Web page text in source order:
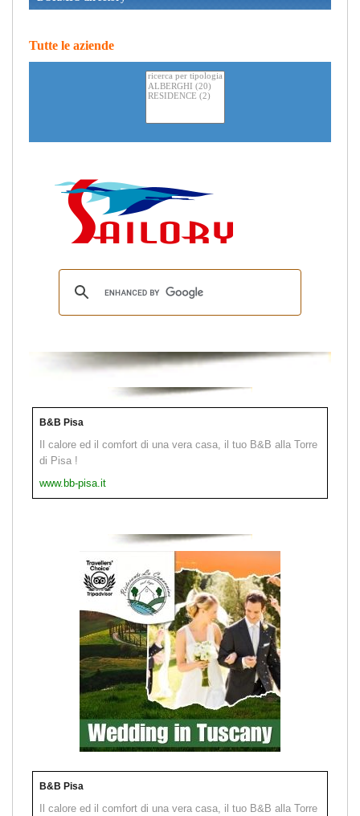
Tutte le aziende
B&B Pisa
Il calore ed il comfort di una vera casa, il tuo B&B alla Torre
di Pisa !
www.bb-pisa.it
B&B Pisa
Il calore ed il comfort di una vera casa, il tuo B&B alla Torre